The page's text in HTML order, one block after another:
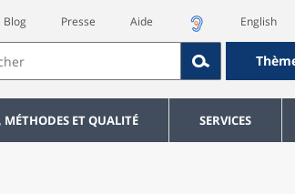
Blog Presse Aide English
ET QUALITÉ SERVICES